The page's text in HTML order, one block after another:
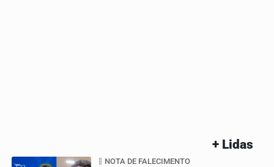
+ Lidas
NOTA DE FALECIMENTO